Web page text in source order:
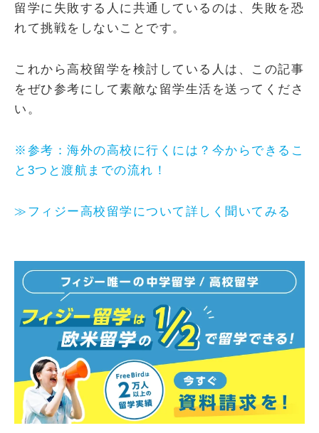
留学に失敗する人に共通しているのは、失敗を恐
れて挑戦をしないことです。
これから高校留学を検討している人は、この記事
をぜひ参考にして素敵な留学生活を送ってくださ
い。
※参考：海外の高校に行くには？今からできるこ
と3つと渡航までの流れ！
≫フィジー高校留学について詳しく聞いてみる